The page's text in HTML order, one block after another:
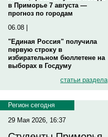
в Приморье 7 августа —
прогноз по городам
06.08 |
"Единая Россия" получила
первую строку в
избирательном бюллетене на
выборах в Госдуму
статьи раздела
Регион сегодня
29 Мая 2026, 16:37